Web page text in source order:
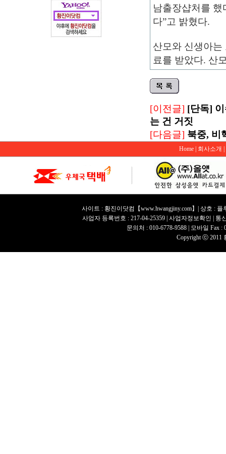
남출장샵처를 했
다”고 밝혔다.
산모와 신생아는
료를 받았다. 산
[이전글] [단독]
는 건 거짓
[다음글] 북중, 비
Home| 회사소개
사이트 : 황진이닷컴【www.hwangjiny.com】| 상호 :
사업자 등록번호 : 217-04-25359 | 사업자정보확인 | 통
문의처 : 010-6778-9588 | 모바일 Fax :
Copyright ⓒ 2011